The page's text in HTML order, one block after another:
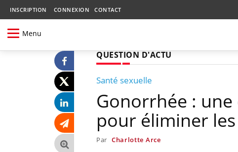
INSCRIPTION CONNEXION CONTACT
Menu
QUESTION D'ACTU
Santé sexuelle
Gonorrhée :
pour éliminer
Par Charlotte Arce